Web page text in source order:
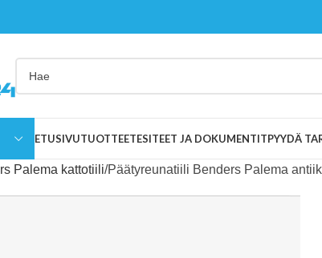
ETUSIVUTUOTTEETESITEET JA DOKUMENTITPYYDÄ
Palema kattotiili Päätyreunatiili Benders Palema